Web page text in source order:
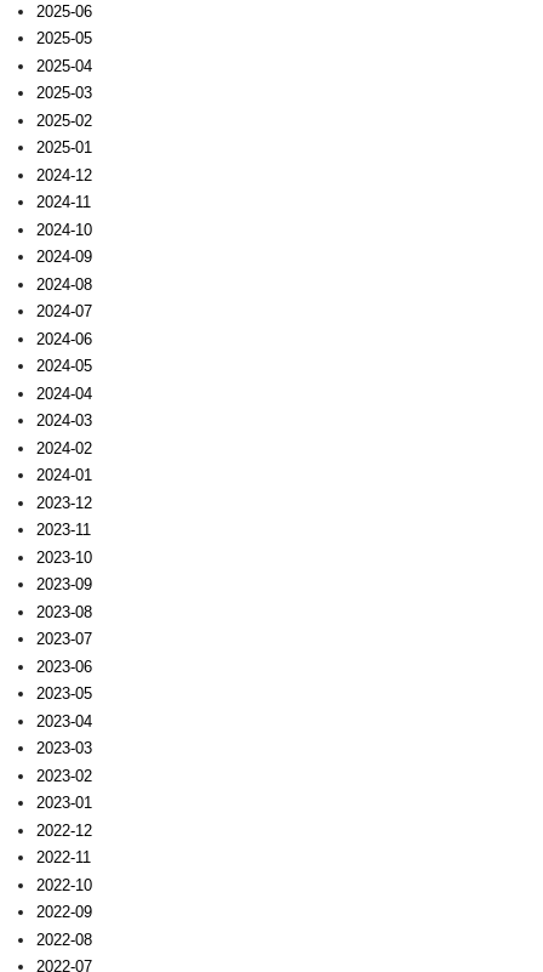
2025-06
2025-05
2025-04
2025-03
2025-02
2025-01
2024-12
2024-11
2024-10
2024-09
2024-08
2024-07
2024-06
2024-05
2024-04
2024-03
2024-02
2024-01
2023-12
2023-11
2023-10
2023-09
2023-08
2023-07
2023-06
2023-05
2023-04
2023-03
2023-02
2023-01
2022-12
2022-11
2022-10
2022-09
2022-08
2022-07